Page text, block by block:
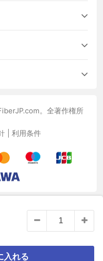
入れる
。全著作権所
利用条件